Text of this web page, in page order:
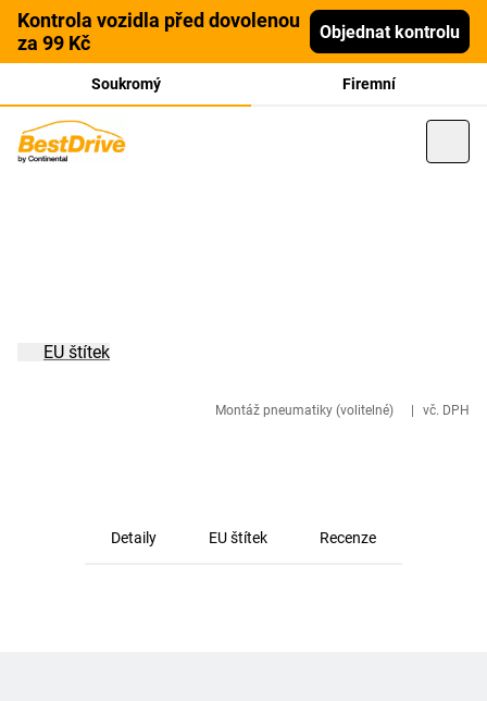
Kontrola vozidla před dovolenou
za 99 Kč
Objednat kontrolu
Soukromý Firemní
Montáž pneumatiky (volitelné) vč. DPH
EU štítek
Detaily EU štítek Recenze